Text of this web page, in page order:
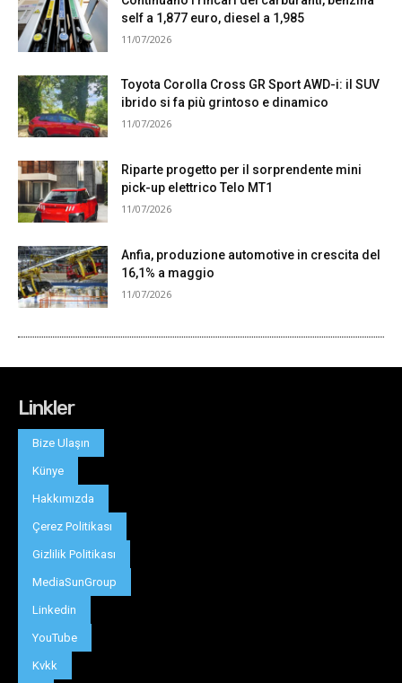
Linkler
Bize Ulaşın
Künye
Hakkımızda
Çerez Politikası
Gizlilik Politikası
MediaSunGroup
Linkedin
YouTube
Kvkk